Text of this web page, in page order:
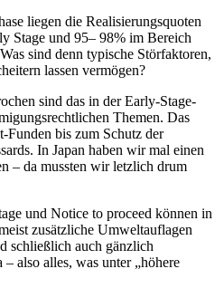
liegen die Realisierungsquoten
Stage und 95– 98% im Bereich
sind denn typische Störfaktoren,
lassen vermögen?
sind das in der Early-Stage-
Themen. Das
Funden bis zum Schutz der
In Japan haben wir mal einen
– da mussten wir letzlich drum
und Notice to proceed können in
zusätzliche Umweltauflagen
schließlich auch gänzlich
also alles, was unter „höhere